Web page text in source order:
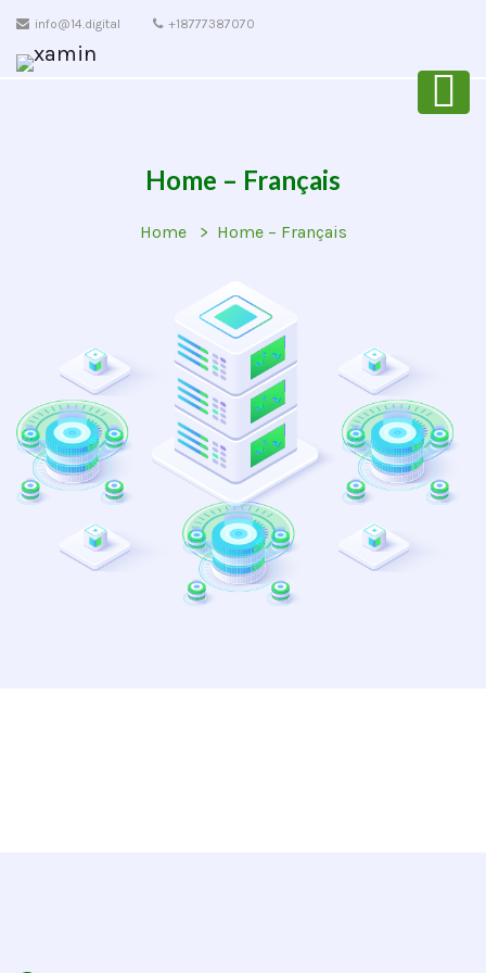
info@14.digital +18777387070
Home – Français
Home Home – Français